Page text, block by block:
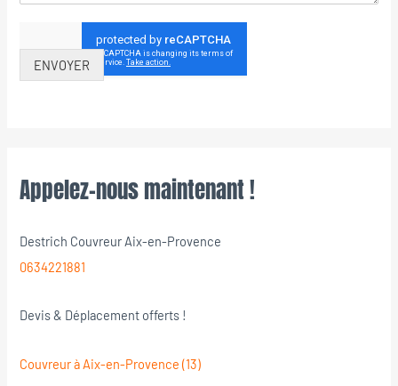
ENVOYER
Appelez-nous maintenant !
Destrich Couvreur Aix-en-Provence
0634221881
Devis & Déplacement offerts !
Couvreur à Aix-en-Provence (13)